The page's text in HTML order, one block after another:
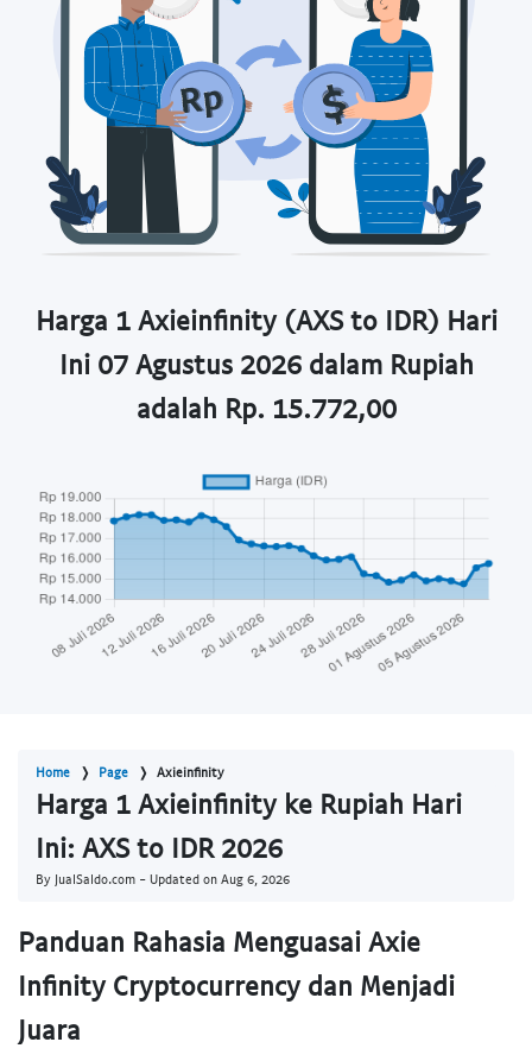
Harga 1 Axieinfinity (AXS to IDR) Hari
Ini 07 Agustus 2026 dalam Rupiah
adalah Rp. 15.772,00
Home Page Axieinfinity
Harga 1 Axieinfinity ke Rupiah Hari
Ini: AXS to IDR 2026
By JualSaldo.com - Updated on Aug 6, 2026
Panduan Rahasia Menguasai Axie
Infinity Cryptocurrency dan Menjadi
Juara